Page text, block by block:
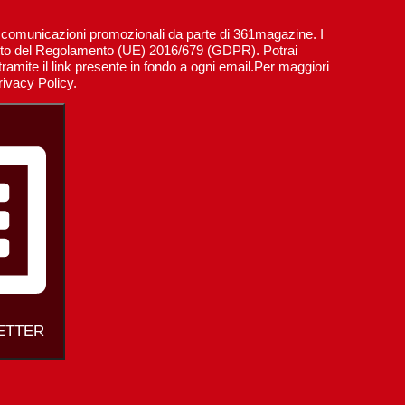
promozionali da parte di 361magazine. I
del Regolamento (UE) 2016/679 (GDPR). Potrai
il link presente in fondo a ogni email.Per maggiori
Policy.